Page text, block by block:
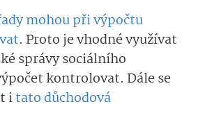
mohou při výpočtu
. Proto je vhodné využívat
správy sociálního
kontrolovat. Dále se
itato důchodová